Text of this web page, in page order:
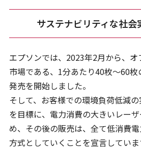
サステナビリティな社会
エプソンでは、2023年2月から、
市場である、1分あたり40枚～60
発売を開始しました。
そして、お客様での環境負荷低減
を目標に、電力消費の大きいレー
め、その後の販売は、全て低消費
方式としていくことを宣言していま